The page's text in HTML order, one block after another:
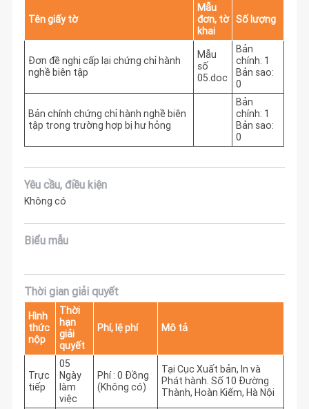
Tên giấy tờ
Mẫu
đơn, tờ
khai
Số lượng
Đơn đề nghị cấp lại chứng chỉ hành
nghề biên tập
Mẫu
số
05.doc
Bản
chính: 1
Bản sao:
0
Bản chính chứng chỉ hành nghề biên
tập trong trường hợp bị hư hỏng
Bản
chính: 1
Bản sao:
0
Yêu cầu, điều kiện
Không có
Biểu mẫu
Thời gian giải quyết
Hình
thức
nộp
Thời
hạn
giải
quyết
Phí, lệ phí Mô tả
Trực
tiếp
05
Ngày
làm
việc
Phí : 0 Đồng
(Không có)
Tại Cục Xuất bản, In và
Phát hành. Số 10 Đường
Thành, Hoàn Kiếm, Hà Nội